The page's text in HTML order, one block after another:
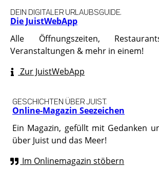
Die JuistWebApp
DEIN DIGITALER URLAUBSGUIDE.
Alle Öffnungszeiten,
Veranstaltungen & mehr in einem!
Zur JuistWebApp
Online-Magazin Seezeichen
GESCHICHTEN ÜBER JUIST.
Ein Magazin, gefüllt mit Gedanken
über Juist und das Meer!
Im Onlinemagazin stöbern